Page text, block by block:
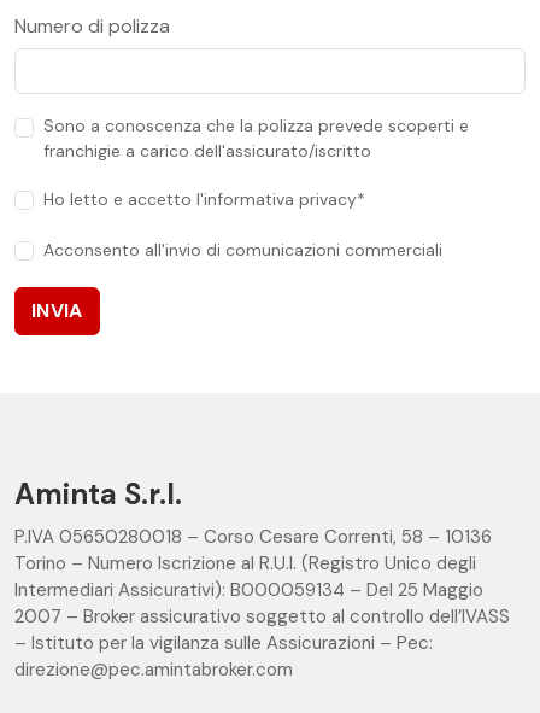
Numero di polizza
Sono a conoscenza che la polizza prevede scoperti e
franchigie a carico dell'assicurato/iscritto
Ho letto e accetto l'informativa privacy*
Acconsento all'invio di comunicazioni commerciali
INVIA
Aminta S.r.l.
P.IVA 05650280018 – Corso Cesare Correnti, 58 – 10136
Torino – Numero Iscrizione al R.U.I. (Registro Unico degli
Intermediari Assicurativi): B000059134 – Del 25 Maggio
2007 – Broker assicurativo soggetto al controllo dell’IVASS
– Istituto per la vigilanza sulle Assicurazioni – Pec:
direzione@pec.amintabroker.com